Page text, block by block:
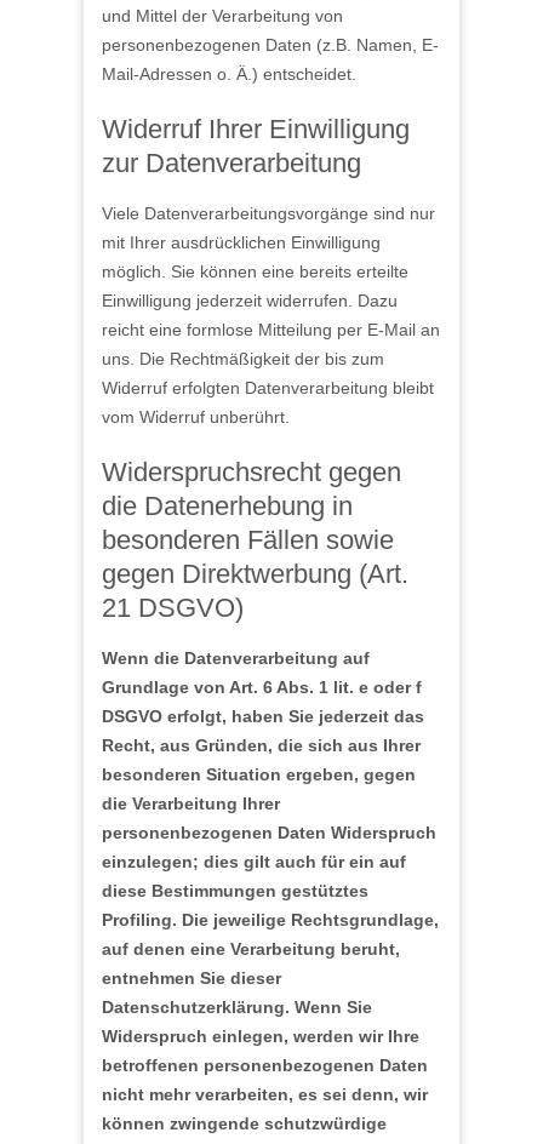
und Mittel der Verarbeitung von
personenbezogenen Daten (z.B. Namen, E-
Mail-Adressen o. Ä.) entscheidet.
Widerruf Ihrer Einwilligung
zur Datenverarbeitung
Viele Datenverarbeitungsvorgänge sind nur
mit Ihrer ausdrücklichen Einwilligung
möglich. Sie können eine bereits erteilte
Einwilligung jederzeit widerrufen. Dazu
reicht eine formlose Mitteilung per E-Mail an
uns. Die Rechtmäßigkeit der bis zum
Widerruf erfolgten Datenverarbeitung bleibt
vom Widerruf unberührt.
Widerspruchsrecht gegen
die Datenerhebung in
besonderen Fällen sowie
gegen Direktwerbung (Art.
21 DSGVO)
Wenn die Datenverarbeitung auf
Grundlage von Art. 6 Abs. 1 lit. e oder f
DSGVO erfolgt, haben Sie jederzeit das
Recht, aus Gründen, die sich aus Ihrer
besonderen Situation ergeben, gegen
die Verarbeitung Ihrer
personenbezogenen Daten Widerspruch
einzulegen; dies gilt auch für ein auf
diese Bestimmungen gestütztes
Profiling. Die jeweilige Rechtsgrundlage,
auf denen eine Verarbeitung beruht,
entnehmen Sie dieser
Datenschutzerklärung. Wenn Sie
Widerspruch einlegen, werden wir Ihre
betroffenen personenbezogenen Daten
nicht mehr verarbeiten, es sei denn, wir
können zwingende schutzwürdige